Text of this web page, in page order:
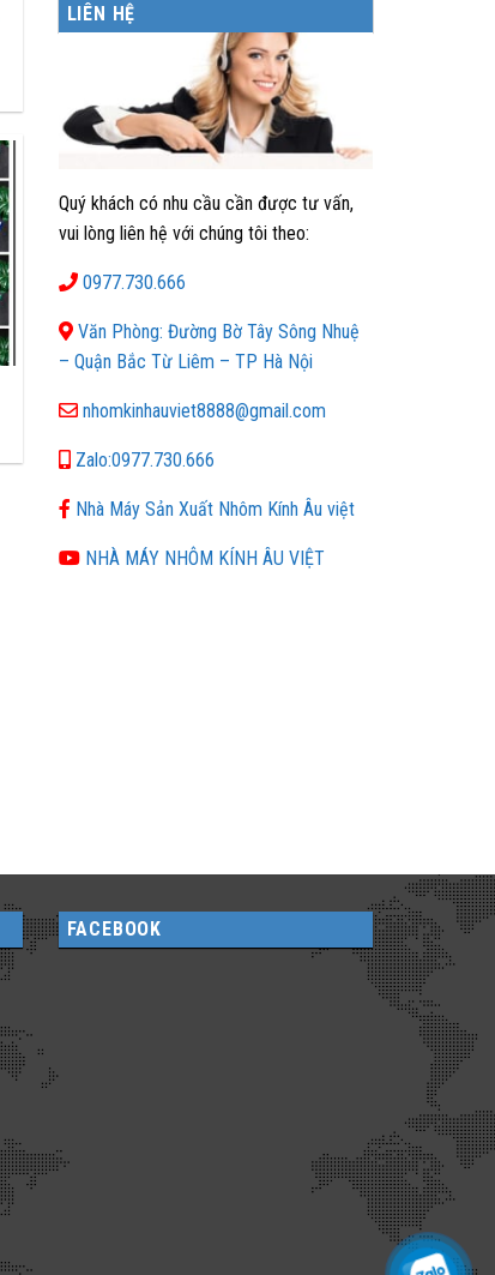
LIÊN HỆ
Quý khách có nhu cầu cần được tư vấn,
vui lòng liên hệ với chúng tôi theo:
0977.730.666
Văn Phòng: Đường Bờ Tây Sông Nhuệ
– Quận Bắc Từ Liêm – TP Hà Nội
nhomkinhauviet8888@gmail.com
Zalo:0977.730.666
Nhà Máy Sản Xuất Nhôm Kính Âu việt
NHÀ MÁY NHÔM KÍNH ÂU VIỆT
FACEBOOK